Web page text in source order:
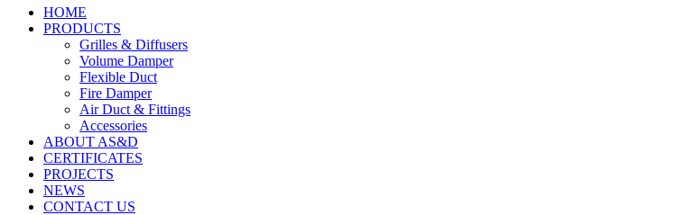
HOME
PRODUCTS
Grilles & Diffusers
Volume Damper
Flexible Duct
Fire Damper
Air Duct & Fittings
Accessories
ABOUT AS&D
CERTIFICATES
PROJECTS
NEWS
CONTACT US